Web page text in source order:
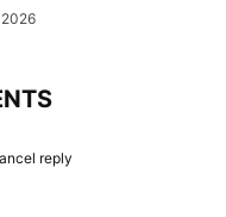
reply